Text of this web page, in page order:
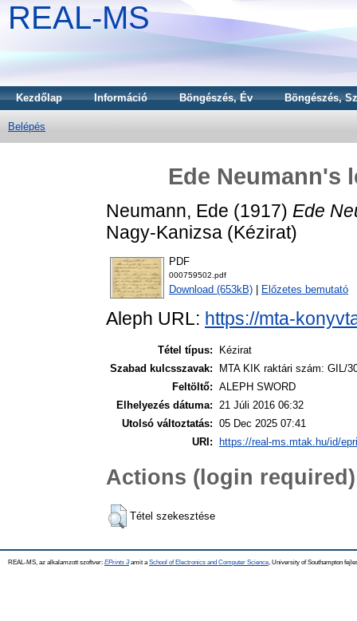
REAL-MS
Kezdőlap Információ Böngészés, Év Böngészés,
Belépés
Ede Neumann's
Neumann, Ede (1917) Ede
Nagy-Kanizsa (Kézirat)
PDF
000759502.pdf
Download (653kB) Előzetes bemutató
Aleph URL: https://mta-
Tétel típus:
Kézirat
Szabad kulcsszavak:
MTA KIK raktári szám: GIL/
Feltöltő: ALEPH SWORD
Elhelyezés dátuma: 21 Júli 2016 06:32
Utolsó változtatás: 05 Dec 2025 07:41
URI:
https://real-ms.mtak.hu/id/
Actions (login required)
Tétel szekesztése
REAL-MS, az alkalamzott szoftver: EPrints 3amit a School of Electronics and Computer Science , University of Southampton